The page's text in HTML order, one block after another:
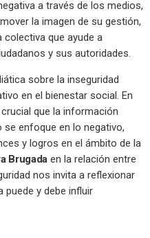
a través de los medios,
la imagen de su gestión,
colectiva que ayude a
y sus autoridades.
sobre la inseguridad
en el bienestar social. En
que la información
enfoque en lo negativo,
y logros en el ámbito de la
Brugada en la relación entre
nos invita a reflexionar
puede y debe influir